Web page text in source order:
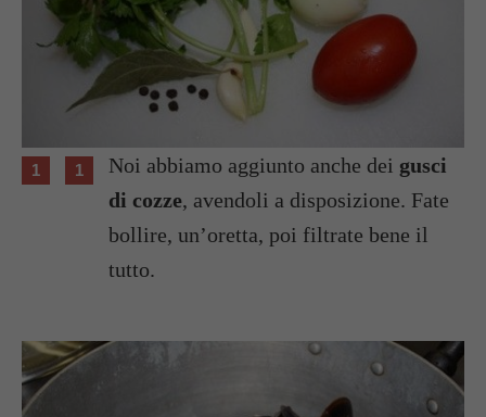
Noi abbiamo aggiunto anche dei gusci
di cozze, avendoli a disposizione. Fate
bollire, un’oretta, poi filtrate bene il
tutto.